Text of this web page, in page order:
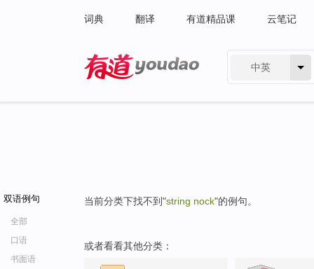
词典 翻译 有道精品课 云笔记
中英
双语例句
全部
口语
书面语
当前分类下找不到"string nock"的例句。
或者看看其他分类：